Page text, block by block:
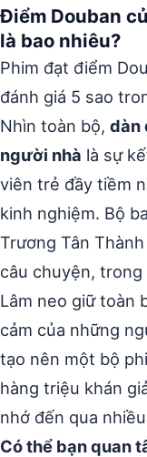
Điểm Douban
là bao nhiêu?
Phim đạt điểm
đánh giá 5 sao
Nhìn toàn bộ, dàn
người nhà là sự
viên trẻ đầy tiềm
kinh nghiệm. Bộ
Trương Tân
câu chuyện,
Lâm neo giữ toàn
cảm của những
tạo nên một bộ
hàng triệu khán
nhớ đến qua
Có thể bạn quan